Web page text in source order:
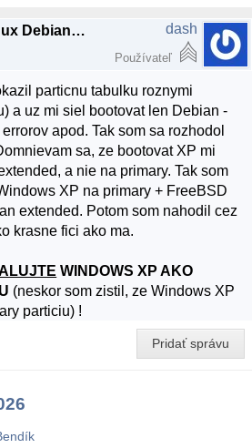
Re: Windows XP, Linux Debian a boot dash
Používateľ
particnu tabulku roznymi
a uz mi siel bootovat len Debian -
apod. Tak som sa rozhodol
sa, ze bootovat XP mi
a nie na primary. Tak som
XP na primary + FreeBSD
extended. Potom som nahodil cez
krasne fici ako ma.
WINDOWS XP AKO
(neskor som zistil, ze Windows XP
particiu) !
Pridať správu